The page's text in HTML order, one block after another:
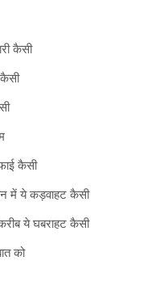
कैसी
कैसी
कैसी
में ये कड़वाहट कैसी
ये घबराहट कैसी
को